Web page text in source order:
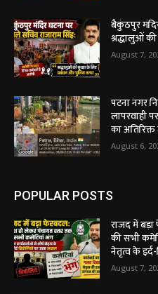
बैकुंठपुर
श्रद्धालुओं
August 7,
पटना नगर
लापरवाही
का अतिरिक्त
August 6,
POPULAR POSTS
राजद में
की सभी
नेतृत्व के इर्द-
August 7,